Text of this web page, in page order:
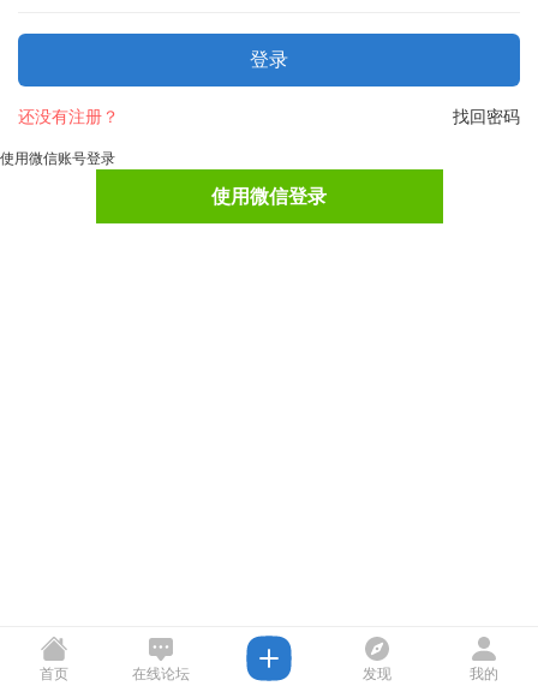
登录
找回密码
还没有注册？
使用微信账号登录
使用微信登录
首页 在线论坛 发现 我的